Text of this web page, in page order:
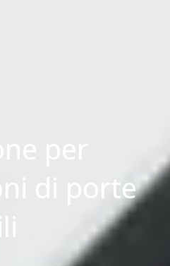
per
di porte